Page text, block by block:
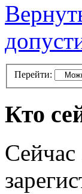
Перейти:
Кто